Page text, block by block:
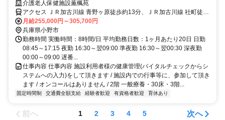
介護老人保健施設薫楓苑
アクセス ＪＲ加古川線 青野ヶ原徒歩約13分、ＪＲ加古川線 社町徒歩
約25分、ＪＲ加古川線 河合西徒歩約39分
月給255,000円～305,700円
兵庫県小野市
勤務時間 実働時間：8時間/日 平均勤務日数：1ヶ月あたり20日 日勤
08:45～17:15 夜勤 16:30～翌09:00 準夜勤 16:30～翌00:30 深夜勤
00:00～09:00 遅番...
仕事内容 仕事内容 施設利用者様の健康管理(バイタルチェックからシ
ステムへの入力)をして頂きます / 施設内での行事等に、参加して頂き
ます / オンコールはありません / 2階 一般療養・30床・3階...
固定時間制 交通費全額支給 経験者歓迎 有資格者歓迎 育休あり
前へ 1 2 3 4 5 次へ